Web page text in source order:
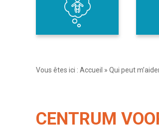
Vous êtes ici : Accueil » Qui peut
CENTRUM